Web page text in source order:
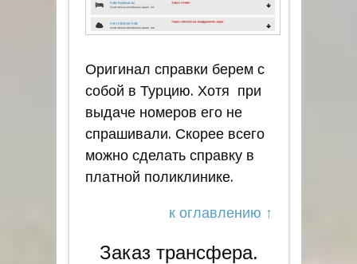
Оригинал справки берем с
собой в Турцию. Хотя при
выдаче номеров его не
спрашивали. Скорее всего
можно сделать справку в
платной поликлинике.
к оглавлению ↑
Заказ трансфера.